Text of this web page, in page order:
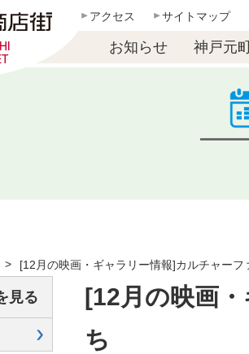
アクセス サイトマップ
お知らせ 神戸元
[12月の映画・ギャラリー情報]カルチャーフ
[12月の映画
ち
見る